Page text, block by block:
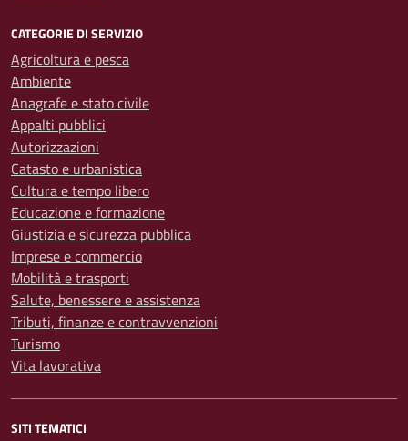
CATEGORIE DI SERVIZIO
Agricoltura e pesca
Ambiente
Anagrafe e stato civile
Appalti pubblici
Autorizzazioni
Catasto e urbanistica
Cultura e tempo libero
Educazione e formazione
Giustizia e sicurezza pubblica
Imprese e commercio
Mobilità e trasporti
Salute, benessere e assistenza
Tributi, finanze e contravvenzioni
Turismo
Vita lavorativa
SITI TEMATICI